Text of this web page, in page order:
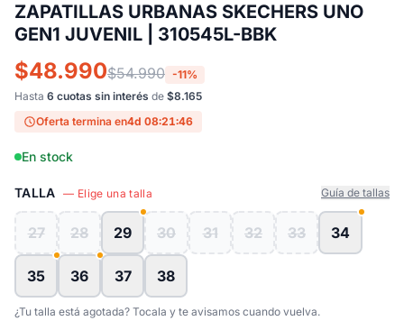
ZAPATILLAS URBANAS SKECHERS UNO
GEN1 JUVENIL | 310545L-BBK
$48.990$54.990 -11%
Hasta 6 cuotas sin interés de $8.165
Oferta termina en4d 08:21:45
En stock
TALLA — Elige una talla Guía de tallas
27 28 29 30 31 32 33 34
35 36 37 38
¿Tu talla está agotada? Tocala y te avisamos cuando vuelva.